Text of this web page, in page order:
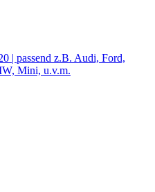
| passend z.B. Audi, Ford,
Mini, u.v.m.